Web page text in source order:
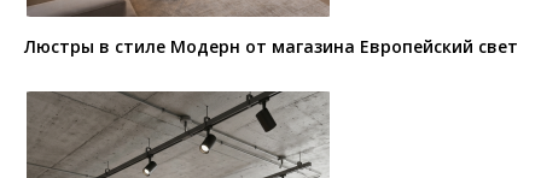
Люстры в стиле Модерн от магазина Европейский свет